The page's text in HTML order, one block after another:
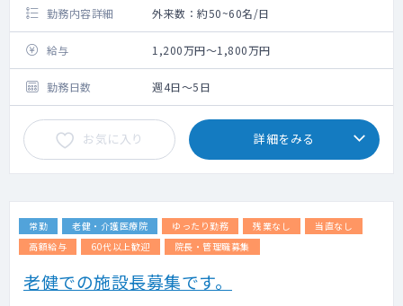
勤務内容詳細 外来数：約50~60名/日
給与 1,200万円～1,800万円
勤務日数 週4日～5日
お気に入り 詳細をみる
常勤 老健・介護医療院 ゆったり勤務 残業なし
当直なし
高額給与
60代以上歓迎 院長・管理職募集
老健での施設長募集です。